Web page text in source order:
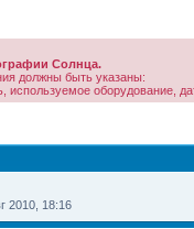
Солнца.
должны быть указаны:
используемое оборудование,
2010, 18:16